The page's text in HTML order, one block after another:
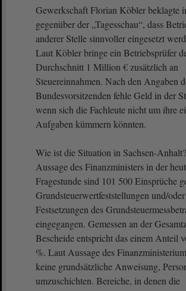
Gewerkschaft Florian Köbler beklagte
gegenüber der „Tagesschau“, dass
anderer Stelle sinnvoller eingesetzt
Laut Köbler bringe ein Betriebsprüfer
Durchschnitt 1 Million € zusätzlich an
Steuereinnahmen. Nach den Angaben
Bundesvorsitzenden fehle Geld in der
wenn sich die Fachleute nicht um ihre
Aufgaben kümmern könnten.
Wie ist die Situation in Sachsen-
Aussage des Finanzministers in der
Fragestunde sind 101 500 Einsprüche
Grundsteuerwertfeststellungen und/
Festsetzungen des
eingegangen. Gemessen an der
Bescheide entspricht das einem Anteil
%. Laut Aussage des
keine grundsätzliche Anweisung,
umzuschichten. Bereiche, in denen die